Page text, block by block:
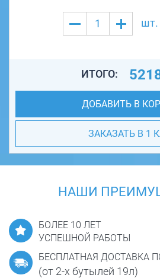
шт.
ИТОГО:
ДОБАВИТЬ В
ЗАКАЗАТЬ В 1
НАШИ
БОЛЕЕ 10 ЛЕТ
УСПЕШНОЙ РАБОТЫ
БЕСПЛАТНАЯ ДОСТАВКА
(от 2-х бутылей 19л)